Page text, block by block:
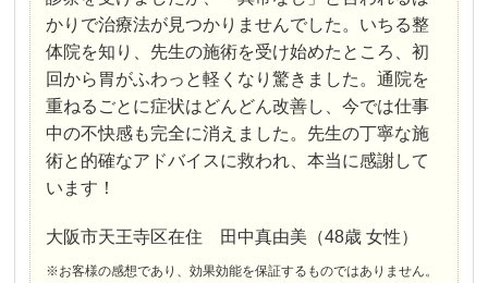
かりで治療法が見つかりませんでした。いちる整
体院を知り、先生の施術を受け始めたところ、初
回から胃がふわっと軽くなり驚きました。通院を
重ねるごとに症状はどんどん改善し、今では仕事
中の不快感も完全に消えました。先生の丁寧な施
術と的確なアドバイスに救われ、本当に感謝して
います！
大阪市天王寺区在住 田中真由美（48歳 女性）
※お客様の感想であり、効果効能を保証するものではありません。